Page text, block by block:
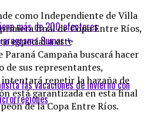
como Independiente de Villa
final de Copa Entre Ríos,
especial a este
Campaña buscará hacer
de sus representantes,
repetir la hazaña de
está garantizada en esta final
de la Copa Entre Ríos.
más de 200 efectores
Sumar +
las vacaciones de invierno con